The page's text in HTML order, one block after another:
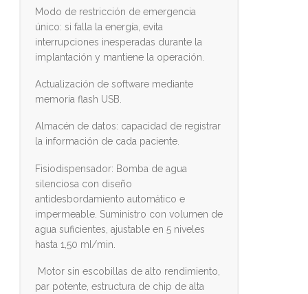
Modo de restricción de emergencia
único: si falla la energía, evita
interrupciones inesperadas durante la
implantación y mantiene la operación.
Actualización de software mediante
memoria flash USB.
Almacén de datos: capacidad de registrar
la información de cada paciente.
Fisiodispensador: Bomba de agua
silenciosa con diseño
antidesbordamiento automático e
impermeable. Suministro con volumen de
agua suficientes, ajustable en 5 niveles
hasta 1,50 mI/min.
Motor sin escobillas de alto rendimiento,
par potente, estructura de chip de alta